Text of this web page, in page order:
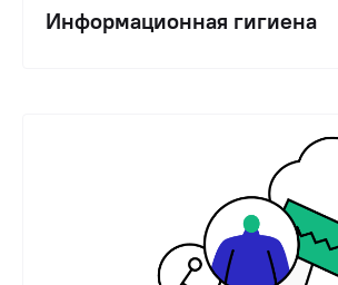
Информационная гигиена